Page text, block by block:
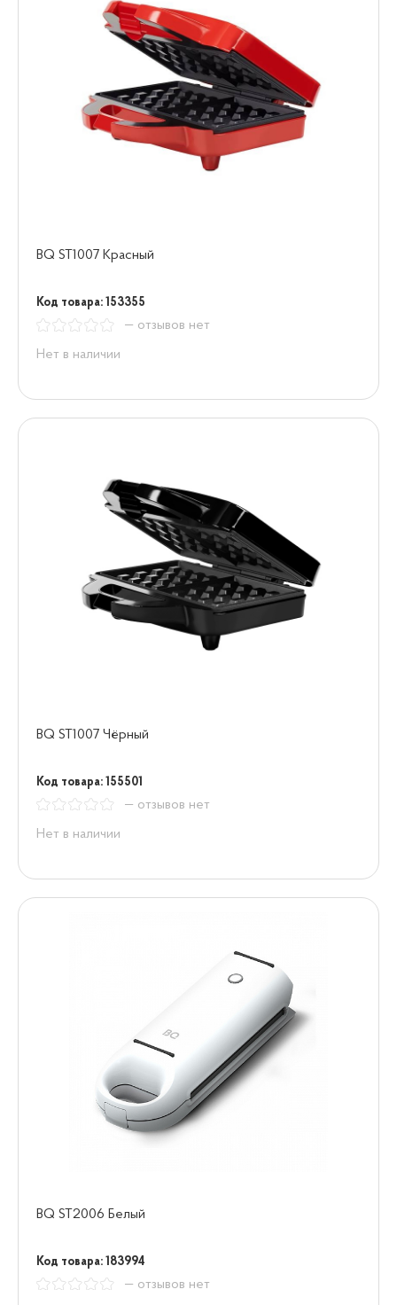
BQ ST1007 Красный
Код товара: 153355
— отзывов нет
Нет в наличии
BQ ST1007 Чёрный
Код товара: 155501
— отзывов нет
Нет в наличии
BQ ST2006 Белый
Код товара: 183994
— отзывов нет